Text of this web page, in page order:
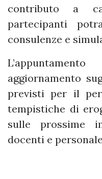
contributo a
partecipanti
consulenze e
aggiornamento
previsti per il
tempistiche di
sulle prossime
docenti e